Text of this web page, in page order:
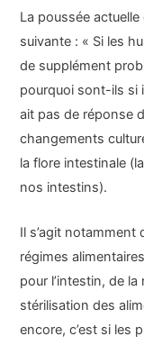
La poussée
suivante : « Si les
de supplément
pourquoi sont-ils si
ait pas de réponse
changements
la flore intestinale
nos intestins).
Il s’agit notamment
régimes
pour l’intestin, de la
stérilisation des
encore, c’est si les